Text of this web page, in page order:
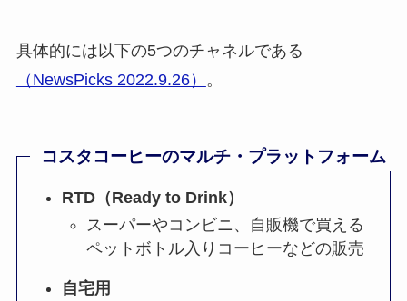
具体的には以下の5つのチャネルである
（NewsPicks 2022.9.26） 。
コスタコーヒーのマルチ・プラットフォーム
RTD（Ready to Drink）
スーパーやコンビニ、自販機で買える
ペットボトル入りコーヒーなどの販売
自宅用